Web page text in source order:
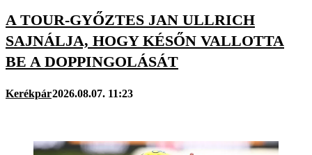
A TOUR-GYŐZTES JAN ULLRICH
SAJNÁLJA, HOGY KÉSŐN VALLOTTA
BE A DOPPINGOLÁSÁT
Kerékpár2026.08.07. 11:23